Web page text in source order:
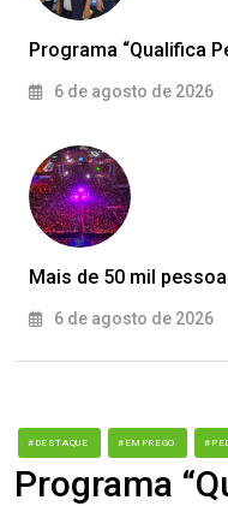
Programa “Qualifica
6 de agosto de 2026
Mais de 50 mil
6 de agosto de 2026
#DESTAQUE #EMPREGO
Programa